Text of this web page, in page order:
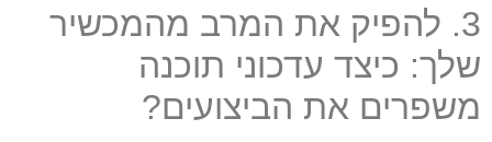
3. להפיק את המרב מהמכשיר
שלך: כיצד עדכוני תוכנה
משפרים את הביצועים?